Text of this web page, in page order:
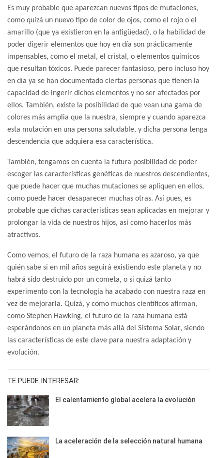
Es muy probable que aparezcan nuevos tipos de mutaciones,
como quizá un nuevo tipo de color de ojos, como el rojo o el
amarillo (que ya existieron en la antigüedad), o la habilidad de
poder digerir elementos que hoy en día son prácticamente
impensables, como el metal, el cristal, o elementos químicos
que resultan tóxicos. Puede parecer fantasioso, pero incluso hoy
en día ya se han documentado ciertas personas que tienen la
capacidad de ingerir dichos elementos y no ser afectados por
ellos. También, existe la posibilidad de que vean una gama de
colores más amplia que la nuestra, siempre y cuando aparezca
esta mutación en una persona saludable, y dicha persona tenga
descendencia que adquiera esa característica.
También, tengamos en cuenta la futura posibilidad de poder
escoger las características genéticas de nuestros descendientes,
que puede hacer que muchas mutaciones se apliquen en ellos,
como puede hacer desaparecer muchas otras. Así pues, es
probable que dichas características sean aplicadas en mejorar y
prolongar la vida de nuestros hijos, así como hacerlos más
atractivos.
Como vemos, el futuro de la raza humana es azaroso, ya que
quién sabe si en mil años seguirá existiendo este planeta y no
habrá sido destruido por un cometa, o si quizá tanto
experimento con la tecnología ha acabado con nuestra raza en
vez de mejorarla. Quizá, y como muchos científicos afirman,
como Stephen Hawking, el futuro de la raza humana está
esperándonos en un planeta más allá del Sistema Solar, siendo
las características de este clave para nuestra adaptación y
evolución.
TE PUEDE INTERESAR:
El calentamiento global acelera la evolución
La aceleración de la selección natural humana